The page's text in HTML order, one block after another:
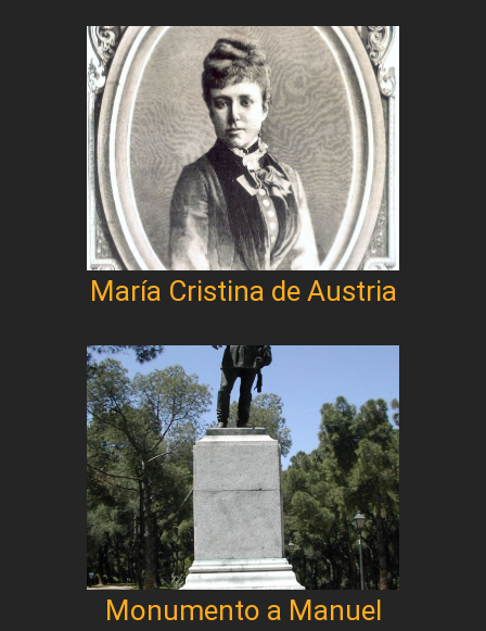
María Cristina de Austria
Monumento a Manuel